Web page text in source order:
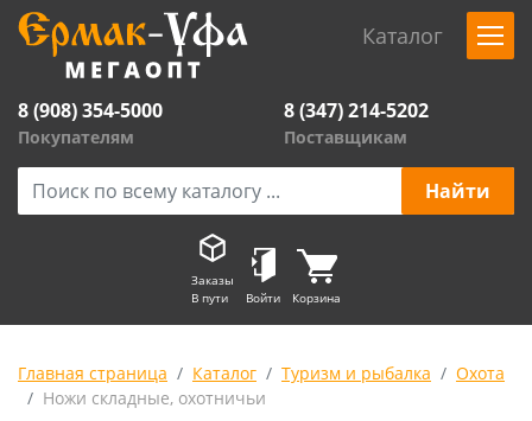
Каталог
8 (908) 354-5000
Покупателям
8 (347) 214-5202
Поставщикам
Заказы
В пути
Войти Корзина
Главная страница Каталог Туризм и рыбалка
Охота
Ножи складные, охотничьи